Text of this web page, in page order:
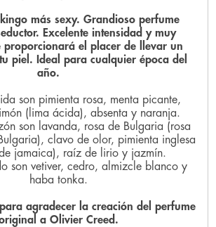
más sexy. Grandioso perfume
Excelente intensidad y muy
proporcionará el placer de llevar un
piel. Ideal para cualquier época del
año.
son pimienta rosa, menta picante,
(lima ácida), absenta y naranja.
son lavanda, rosa de Bulgaria (rosa
clavo de olor, pimienta inglesa
jamaica), raíz de lirio y jazmín.
son vetiver, cedro, almizcle blanco y
haba tonka.
agradecer la creación del perfume
a Olivier Creed.